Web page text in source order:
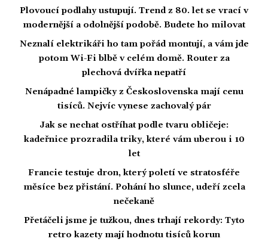
Plovoucí podlahy ustupují. Trend z 80. let se vrací v
modernější a odolnější podobě. Budete ho milovat
Neznalí elektrikáři ho tam pořád montují, a vám jde
potom Wi-Fi blbě v celém domě. Router za
plechová dvířka nepatří
Nenápadné lampičky z Československa mají cenu
tisíců. Nejvíc vynese zachovalý pár
Jak se nechat ostříhat podle tvaru obličeje:
kadeřnice prozradila triky, které vám uberou i 10
let
Francie testuje dron, který poletí ve stratosféře
měsíce bez přistání. Pohání ho slunce, udeří zcela
nečekaně
Přetáčeli jsme je tužkou, dnes trhají rekordy: Tyto
retro kazety mají hodnotu tisíců korun